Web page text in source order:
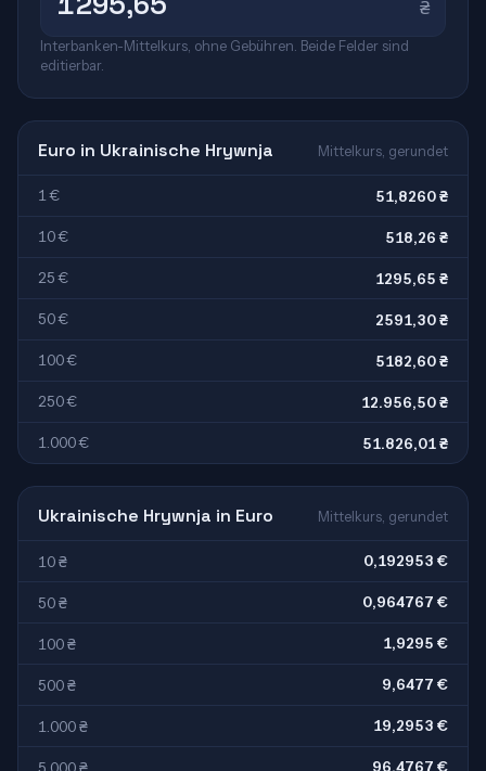
₴
Interbanken-Mittelkurs, ohne Gebühren. Beide Felder sind
editierbar.
Euro in Ukrainische Hrywnja Mittelkurs, gerundet
1 € 51,8260 ₴
10 € 518,26 ₴
25 € 1295,65 ₴
50 € 2591,30 ₴
100 € 5182,60 ₴
250 € 12.956,50 ₴
1.000 € 51.826,01 ₴
Ukrainische Hrywnja in Euro Mittelkurs, gerundet
10 ₴ 0,192953 €
50 ₴ 0,964767 €
100 ₴ 1,9295 €
500 ₴ 9,6477 €
1.000 ₴ 19,2953 €
96,4767 €